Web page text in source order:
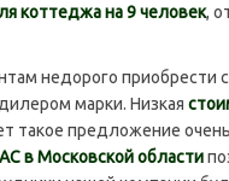
коттеджа на 9 человек,
недорого приобрести
марки. Низкая
такое предложение
в Московской области